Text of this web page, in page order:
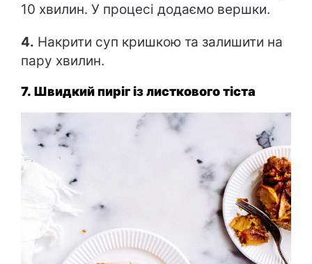
10 хвилин. У процесі додаємо вершки.
4. Накрити суп кришкою та залишити на
пару хвилин.
7. Швидкий пиріг із листкового тіста